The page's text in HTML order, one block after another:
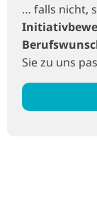
… falls nicht,
Sie zu uns